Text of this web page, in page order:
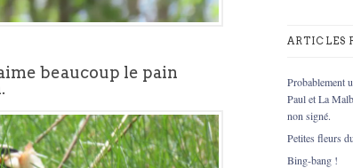
beaucoup le pain
ARTICLES
Probablement
Paul et La
non signé.
Petites fleurs
Bing-bang !